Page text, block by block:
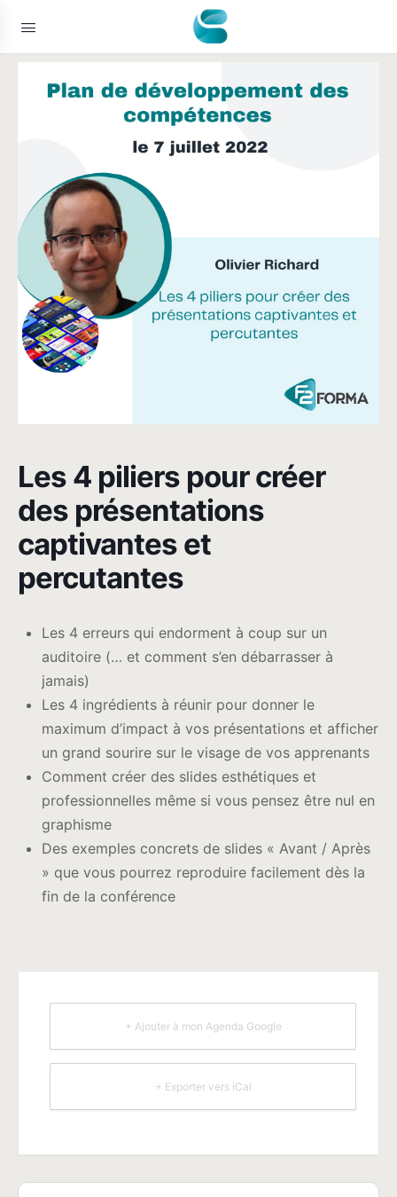
Les 4 piliers pour créer
des présentations
captivantes et
percutantes
Les 4 erreurs qui endorment à coup sur un
auditoire (… et comment s’en débarrasser à
jamais)
Les 4 ingrédients à réunir pour donner le
maximum d’impact à vos présentations et afficher
un grand sourire sur le visage de vos apprenants
Comment créer des slides esthétiques et
professionnelles même si vous pensez être nul en
graphisme
Des exemples concrets de slides « Avant / Après
» que vous pourrez reproduire facilement dès la
fin de la conférence
+ Ajouter à mon Agenda Google
+ Exporter vers iCal